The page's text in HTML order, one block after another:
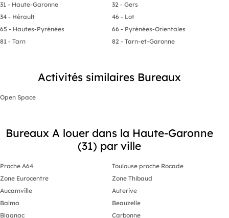
31 - Haute-Garonne
32 - Gers
34 - Hérault
46 - Lot
65 - Hautes-Pyrénées
66 - Pyrénées-Orientales
81 - Tarn
82 - Tarn-et-Garonne
Activités similaires Bureaux
Open Space
Bureaux A louer dans la Haute-Garonne
(31) par ville
Proche A64
Toulouse proche Rocade
Zone Eurocentre
Zone Thibaud
Aucamville
Auterive
Balma
Beauzelle
Blagnac
Carbonne